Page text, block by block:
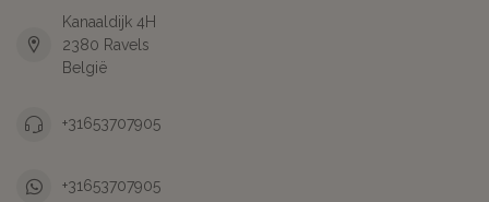
Kanaaldijk 4H
2380 Ravels
België
+31653707905
+31653707905